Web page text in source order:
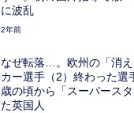
に波乱
2年前
なぜ転落…。欧州の「消
カー選手（2）終わった
歳の頃から「スーパース
た英国人